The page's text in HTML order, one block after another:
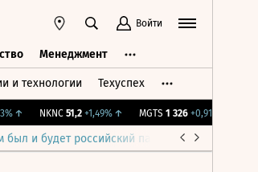
Войти
Менеджмент
и технологии Техуспех
↑ NKNC 51,2 +1,49%↑ MGTS 1 326 +0,91%
был и будет российский парламент